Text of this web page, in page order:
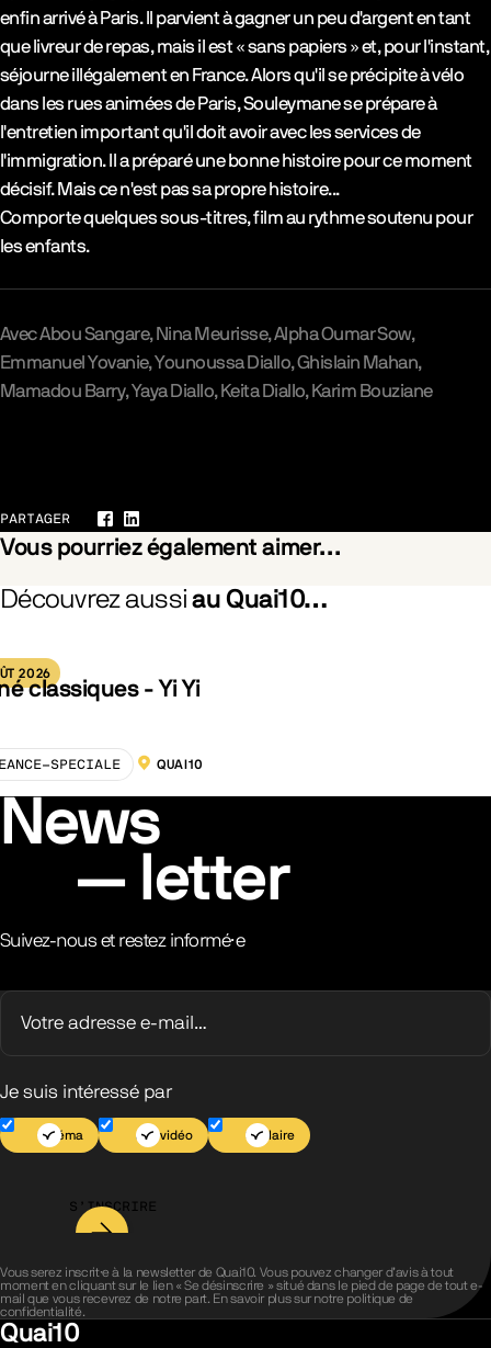
enfin arrivé à Paris. Il parvient à gagner un peu d'argent en tant
que livreur de repas, mais il est « sans papiers » et, pour l'instant,
séjourne illégalement en France. Alors qu'il se précipite à vélo
dans les rues animées de Paris, Souleymane se prépare à
l'entretien important qu'il doit avoir avec les services de
l'immigration. Il a préparé une bonne histoire pour ce moment
décisif. Mais ce n'est pas sa propre histoire...
Comporte quelques sous-titres, film au rythme soutenu pour
les enfants.
AvecAbou Sangare Nina Meurisse Alpha Oumar Sow
Emmanuel Yovanie Younoussa Diallo Ghislain Mahan
Mamadou BarryYaya Diallo Keita Diallo Karim Bouziane
PARTAGER
Facebook
LinkedIn
Vous pourriez également aimer…
Branches Drops the Withered Blossom
Pride
Découvrez aussiau Quai10…
2026
classiques - Yi Yi
SPECIALE LOCALISATION :
QUAI10
News
letter
Suivez-nous et restez informé·e
Je suis intéressé par
Cinéma Jeu vidéo Scolaire
S’INSCRIRE
Vous serez inscrit·e à la newsletter de Quai10. Vous pouvez changer d’avis à tout
moment en cliquant sur le lien « Se désinscrire » situé dans le pied de page de tout e-
mail que vous recevrez de notre part. En savoir plus sur notre politique de
confidentialité.
Quai10